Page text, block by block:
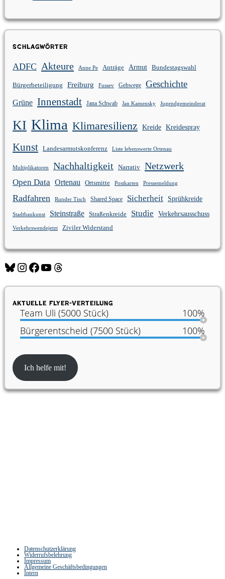
Schlagwörter
ADFC Akteure Anne Pe Anträge Armut Bundestagswahl
Bürgerbeteiligung Freiburg Fussev Gehwege Geschichte
Grüne Innenstadt Jana Schwab Jan Kamensky Jugendgemeinderat
KI Klima Klimaresilienz Kreide Kreidespray
Kunst Landesarmutskonferenz Liste lebenswerte Ortenau
Multiplikatoren Nachhaltigkeit Narrativ Netzwerk
Open Data Ortenau Ortsmitte Postkarten Pressemeldung
Radfahren Runder Tisch Shared Space Sicherheit Sprühkreide
Stadtbaukunst Steinstraße Straßenkreide Studie Verkehrsausschuss
Verkehrswendejetzt Ziviler Widerstand
BlueskyInstagram
Facebook
YouTubeThreads
Aktuelle Flyer-Verteilung
Team Uli (5000 Stück)
100%
Bürgerentscheid (7500 Stück)
100%
Ich helfe mit!
Datenschutzerklärung
Widerrufsbelehrung
Impressum
Allgemeine Geschäftsbedingungen
Intern